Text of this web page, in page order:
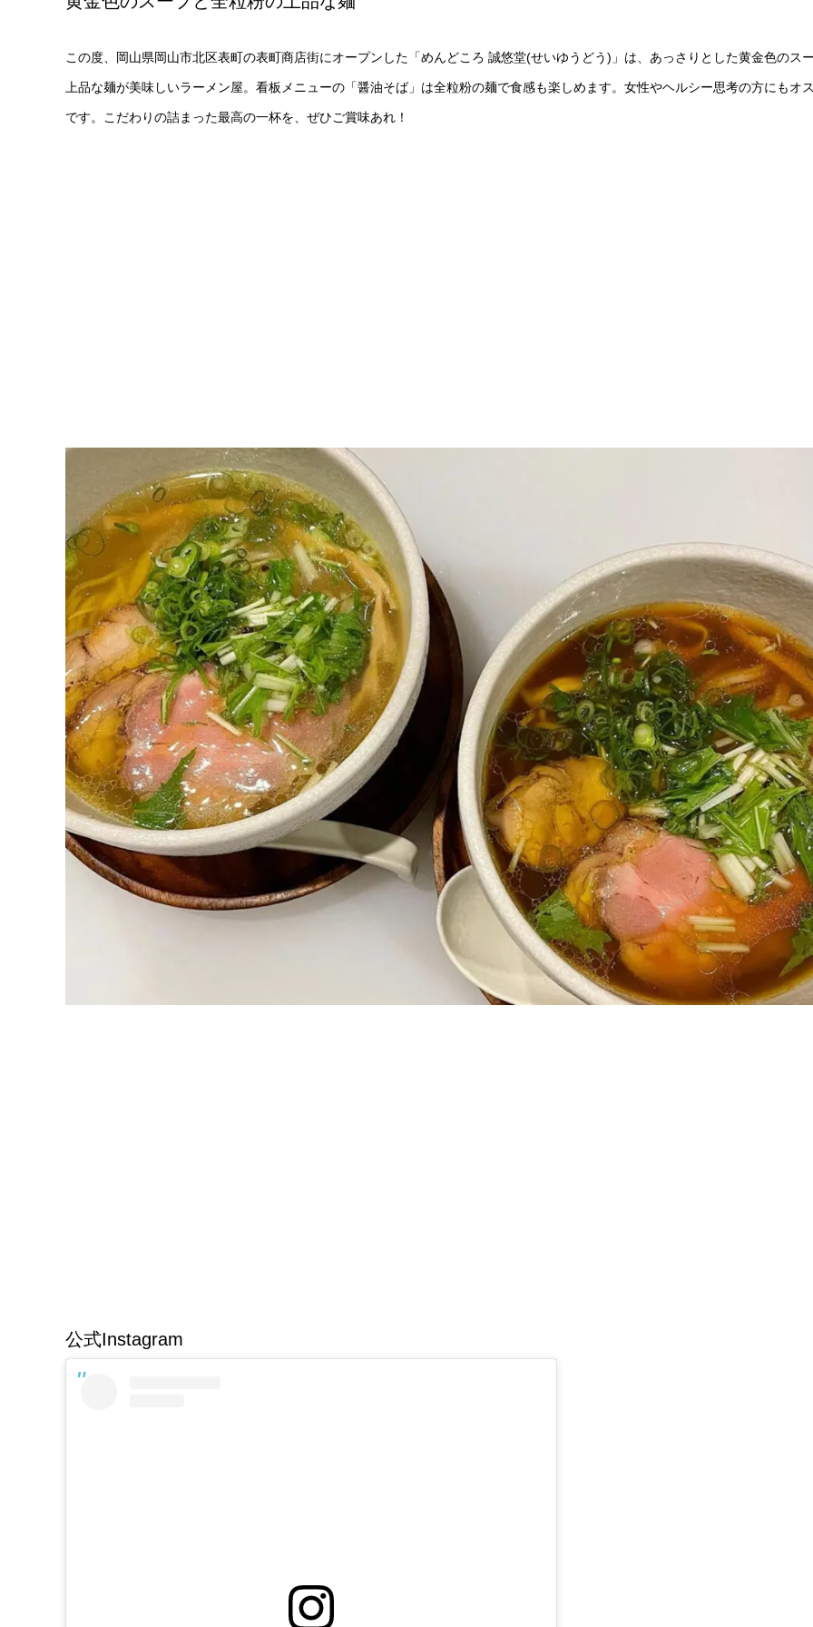
この度、岡山県岡山市北区表町の表町商店街にオープンした「めんどころ 誠悠堂(せいゆうどう)」は、あっさりとした黄金色のス
上品な麺が美味しいラーメン屋。看板メニューの「醤油そば」は全粒粉の麺で食感も楽しめます。女性やヘルシー思考の方にもオ
です。こだわりの詰まった最高の一杯を、ぜひご賞味あれ！
公式Instagram